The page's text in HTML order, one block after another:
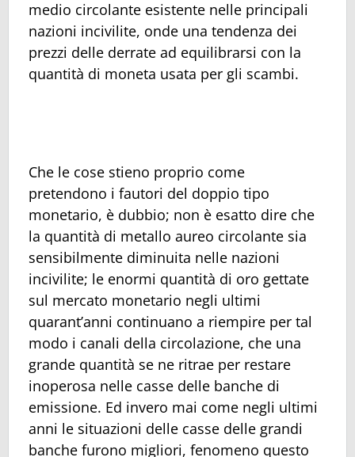
medio circolante esistente nelle principali
nazioni incivilite, onde una tendenza dei
prezzi delle derrate ad equilibrarsi con la
quantità di moneta usata per gli scambi.
Che le cose stieno proprio come
pretendono i fautori del doppio tipo
monetario, è dubbio; non è esatto dire che
la quantità di metallo aureo circolante sia
sensibilmente diminuita nelle nazioni
incivilite; le enormi quantità di oro gettate
sul mercato monetario negli ultimi
quarant’anni continuano a riempire per tal
modo i canali della circolazione, che una
grande quantità se ne ritrae per restare
inoperosa nelle casse delle banche di
emissione. Ed invero mai come negli ultimi
anni le situazioni delle casse delle grandi
banche furono migliori, fenomeno questo